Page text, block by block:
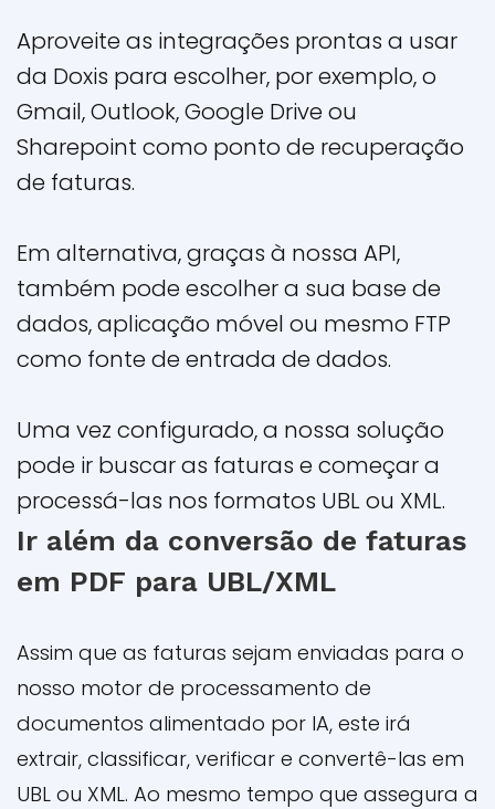
Aproveite as integrações prontas a usar
da Doxis para escolher, por exemplo, o
Gmail, Outlook, Google Drive ou
Sharepoint como ponto de recuperação
de faturas.
Em alternativa, graças à nossa API,
também pode escolher a sua base de
dados, aplicação móvel ou mesmo FTP
como fonte de entrada de dados.
Uma vez configurado, a nossa solução
pode ir buscar as faturas e começar a
processá-las nos formatos UBL ou XML.
Ir além da conversão de faturas
em PDF para UBL/XML
Assim que as faturas sejam enviadas para o
nosso motor de processamento de
documentos alimentado por IA, este irá
extrair, classificar, verificar e convertê-las em
UBL ou XML. Ao mesmo tempo que assegura a